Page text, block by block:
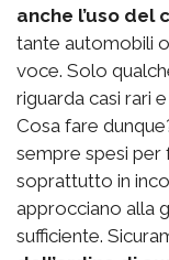
anche l’uso
tante automobili
voce. Solo
riguarda casi rari
Cosa fare
sempre spesi per
soprattutto in
approcciano alla
sufficiente.